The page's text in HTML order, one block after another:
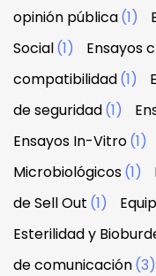
opinión pública(1)
Social(1) Ensayos
compatibilidad(1)
de seguridad(1)
Ensayos In-Vitro(1)
Microbiológicos(1)
de Sell Out (1)
Esterilidad y
de comunicación(3)